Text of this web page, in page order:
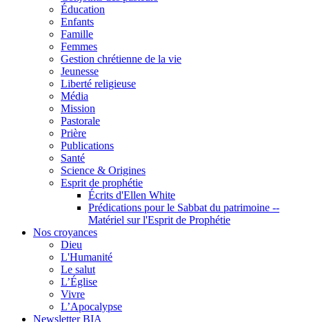
Éducation
Enfants
Famille
Femmes
Gestion chrétienne de la vie
Jeunesse
Liberté religieuse
Média
Mission
Pastorale
Prière
Publications
Santé
Science & Origines
Esprit de prophétie
Écrits d'Ellen White
Prédications pour le Sabbat du patrimoine --
Matériel sur l'Esprit de Prophétie
Nos croyances
Dieu
L'Humanité
Le salut
L’Église
Vivre
L’Apocalypse
Newsletter BIA